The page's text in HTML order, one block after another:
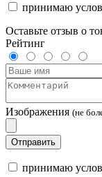
принимаю
Оставьте отзыв о
Рейтинг
Изображения (не
Отправить
принимаю